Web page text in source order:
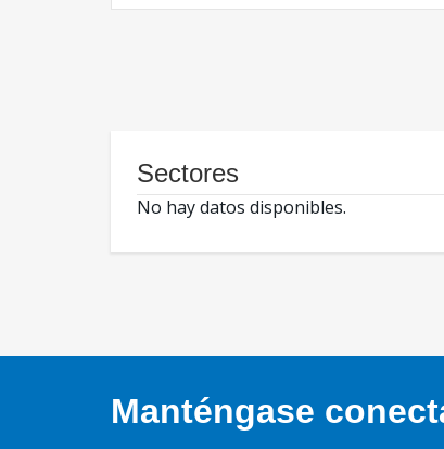
Sectores
No hay datos disponibles.
Manténgase